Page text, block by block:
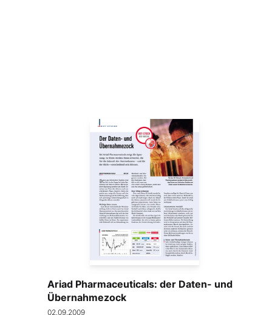
Ariad Pharmaceuticals: der Daten- und
Übernahmezock
02.09.2009